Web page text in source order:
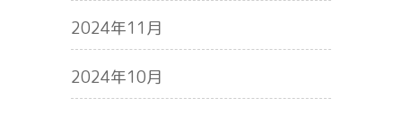
2024年11月
2024年10月